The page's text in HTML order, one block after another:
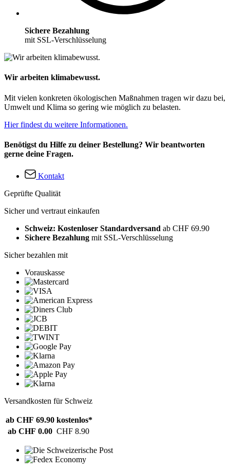
Sichere Bezahlung
mit SSL-Verschlüsselung
Wir arbeiten klimabewusst.
Mit vielen konkreten ökologischen Maßnahmen tragen wir dazu bei,
Umwelt und Klima so gering wie möglich zu belasten.
Hier findest du weitere Informationen.
Benötigst du Hilfe zu deiner Bestellung? Wir beantworten
gerne deine Fragen.
Kontakt
Geprüfte Qualität
Sicher und vertraut einkaufen
Schweiz: Kostenloser Standardversand ab CHF 69.90
Sichere Bezahlung mit SSL-Verschlüsselung
Sicher bezahlen mit
Vorauskasse
Versandkosten für Schweiz
ab CHF 69.90 kostenlos*
ab CHF 0.00 CHF 8.90